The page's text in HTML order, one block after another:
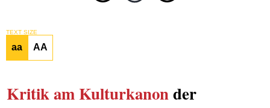
TEXT SIZE
aa AA
Kritik am Kulturkanonder